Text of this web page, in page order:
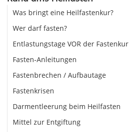
Was bringt eine Heilfastenkur?
Wer darf fasten?
Entlastungstage VOR der Fastenkur
Fasten-Anleitungen
Fastenbrechen / Aufbautage
Fastenkrisen
Darmentleerung beim Heilfasten
Mittel zur Entgiftung